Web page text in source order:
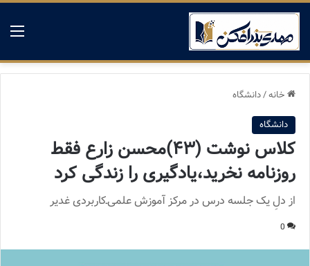
خانه/دانشگاه
دانشگاه
کلاس نوشت (۴۳)محسن زارع فقط
روزنامه نخرید،یادگیری را زندگی کرد
از دلِ یک جلسه درس در مرکز آموزش علمی‌ـ‌کاربردی غدیر
0